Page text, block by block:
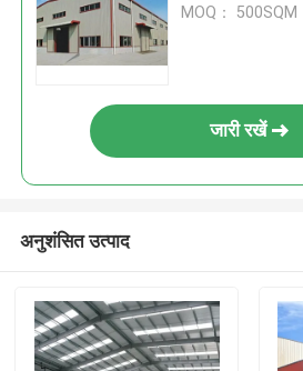
MOQ： 500SQM
जारी रखें
अनुशंसित उत्पाद